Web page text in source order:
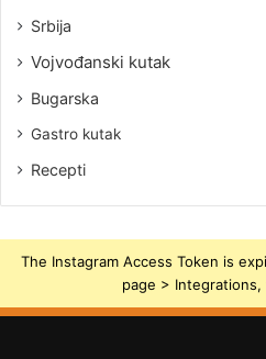
Srbija
Vojvođanski kutak
Bugarska
Gastro kutak
Recepti
The Instagram Access Token is
page >